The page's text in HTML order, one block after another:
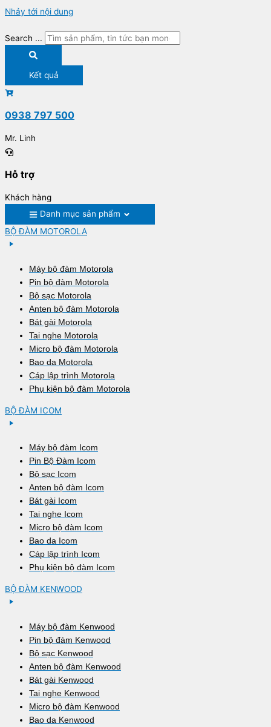
Nhảy tới nội dung
Search ...
Kết quả
0938 797 500
Mr. Linh
Hỗ trợ
Khách hàng
Danh mục sản phẩm
BỘ ĐÀM MOTOROLA
Máy bộ đàm Motorola
Pin bộ đàm Motorola
Bộ sạc Motorola
Anten bộ đàm Motorola
Bát gài Motorola
Tai nghe Motorola
Micro bộ đàm Motorola
Bao da Motorola
Cáp lập trình Motorola
Phụ kiện bộ đàm Motorola
BỘ ĐÀM ICOM
Máy bộ đàm Icom
Pin Bộ Đàm Icom
Bộ sạc Icom
Anten bộ đàm Icom
Bát gài Icom
Tai nghe Icom
Micro bộ đàm Icom
Bao da Icom
Cáp lập trình Icom
Phụ kiện bộ đàm Icom
BỘ ĐÀM KENWOOD
Máy bộ đàm Kenwood
Pin bộ đàm Kenwood
Bộ sạc Kenwood
Anten bộ đàm Kenwood
Bát gài Kenwood
Tai nghe Kenwood
Micro bộ đàm Kenwood
Bao da Kenwood